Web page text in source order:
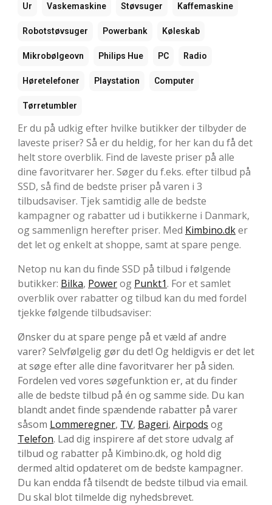
Ur Vaskemaskine Støvsuger Kaffemaskine
Robotstøvsuger Powerbank Køleskab
Mikrobølgeovn Philips Hue PC Radio
Høretelefoner Playstation Computer
Tørretumbler
Er du på udkig efter hvilke butikker der tilbyder de
laveste priser? Så er du heldig, for her kan du få det
helt store overblik. Find de laveste priser på alle
dine favoritvarer her. Søger du f.eks. efter tilbud på
SSD, så find de bedste priser på varen i 3
tilbudsaviser. Tjek samtidig alle de bedste
kampagner og rabatter ud i butikkerne i Danmark,
og sammenlign herefter priser. Med Kimbino.dker
det let og enkelt at shoppe, samt at spare penge.
Netop nu kan du finde SSD på tilbud i følgende
butikker: Bilka, Powerog Punkt1. For et samlet
overblik over rabatter og tilbud kan du med fordel
tjekke følgende tilbudsaviser:
Ønsker du at spare penge på et væld af andre
varer? Selvfølgelig gør du det! Og heldigvis er det let
at søge efter alle dine favoritvarer her på siden.
Fordelen ved vores søgefunktion er, at du finder
alle de bedste tilbud på én og samme side. Du kan
blandt andet finde spændende rabatter på varer
såsom Lommeregner, TV, Bageri, Airpods og
Telefon. Lad dig inspirere af det store udvalg af
tilbud og rabatter på Kimbino.dk, og hold dig
dermed altid opdateret om de bedste kampagner.
Du kan endda få tilsendt de bedste tilbud via email.
Du skal blot tilmelde dig nyhedsbrevet.